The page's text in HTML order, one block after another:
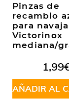
Pinzas de
recambio
para navaja
Victorinox
mediana/
1,99
AÑADIR AL